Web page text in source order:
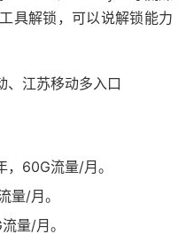
具解锁，可以说解锁能力
、江苏移动多入口
60G流量/月。
量/月。
量/月。